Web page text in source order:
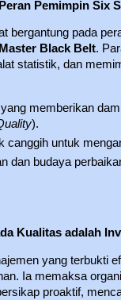
Pemimpin Six
bergantung pada
Black Belt.
statistik, dan
memberikan
).
canggih untuk
dan budaya
Kualitas adalah
yang terbukti
Ia memaksa
proaktif,